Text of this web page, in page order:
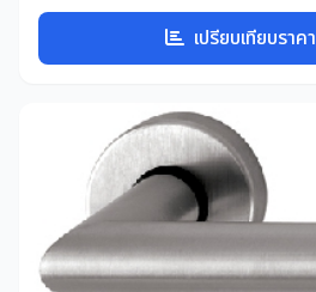
เปรียบเทียบราคา